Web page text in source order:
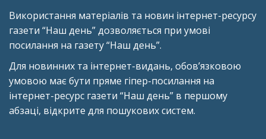
Використання матеріалів та новин інтернет-ресурсу
газети “Наш день” дозволяється при умові
посилання на газету “Наш день”.
Для новинних та інтернет-видань, обов’язковою
умовою має бути пряме гіпер-посилання на
інтернет-ресурс газети “Наш день” в першому
абзаці, відкрите для пошукових систем.